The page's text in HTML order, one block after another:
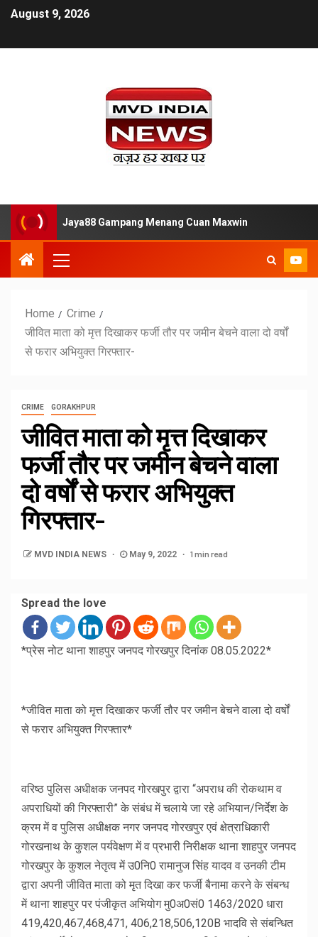
August 9, 2026
Slot Jaya88 Gampang Menang Cuan Maxwin
Home
Crime
जीवित माता को मृत्त दिखाकर फर्जी तौर पर जमीन बेचने वाला दो वर्षों
से फरार अभियुक्त गिरफ्तार-
CRIME GORAKHPUR
जीवित माता को मृत्त दिखाकर
फर्जी तौर पर जमीन बेचने वाला
दो वर्षों से फरार अभियुक्त
गिरफ्तार-
MVD INDIA NEWS May 9, 2022 1 min read
Spread the love
*प्रेस नोट थाना शाहपुर जनपद गोरखपुर दिनांक 08.05.2022*
*जीवित माता को मृत्त दिखाकर फर्जी तौर पर जमीन बेचने वाला दो वर्षों
से फरार अभियुक्त गिरफ्तार*
वरिष्ठ पुलिस अधीक्षक जनपद गोरखपुर द्वारा “अपराध की रोकथाम व
अपराधियों की गिरफ्तारी” के संबंध में चलाये जा रहे अभियान/निर्देश के
क्रम में व पुलिस अधीक्षक नगर जनपद गोरखपुर एवं क्षेत्राधिकारी
गोरखनाथ के कुशल पर्यवेक्षण में व प्रभारी निरीक्षक थाना शाहपुर जनपद
गोरखपुर के कुशल नेतृत्व में उ0नि0 रामानुज सिंह यादव व उनकी टीम
द्वारा अपनी जीवित माता को मृत दिखा कर फर्जी बैनामा करने के संबन्ध
में थाना शाहपुर पर पंजीकृत अभियोग मु0अ0सं0 1463/2020 धारा
419,420,467,468,471, 406,218,506,120B भादवि से संबन्धित